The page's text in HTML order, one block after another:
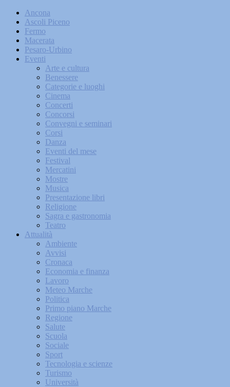
Ancona
Ascoli Piceno
Fermo
Macerata
Pesaro-Urbino
Eventi
Arte e cultura
Benessere
Categorie e luoghi
Cinema
Concerti
Concorsi
Convegni e seminari
Corsi
Danza
Eventi del mese
Festival
Mercatini
Mostre
Musica
Presentazione libri
Religione
Sagra e gastronomia
Teatro
Attualità
Ambiente
Avvisi
Cronaca
Economia e finanza
Lavoro
Meteo Marche
Politica
Primo piano Marche
Regione
Salute
Scuola
Sociale
Sport
Tecnologia e scienze
Turismo
Università